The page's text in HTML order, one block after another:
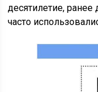
десятилетие,
часто